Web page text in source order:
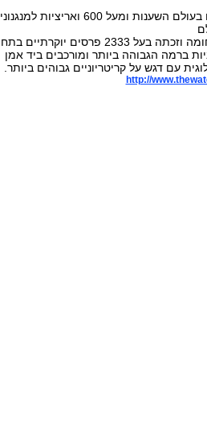
לחברת זניט יש מעל 300 פטנטים בעולם השענות ומעל 600 ואריציות למנגנוני
יוקרתיים בתחום.
ברמה הגבוהה ביותר ומורכבים ביד אמן
עם דגש על קריטריוניים גבוהים ביותר.
http://